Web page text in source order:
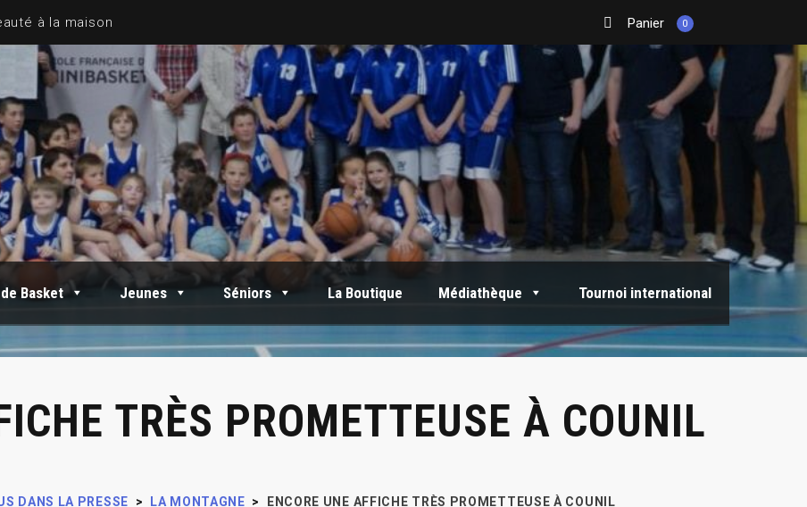
Panier 0
Basket Jeunes Séniors La Boutique Médiathèque Tournoi international
TRÈS PROMETTEUSE À COUNIL
DANS LA PRESSE > LA MONTAGNE > ENCORE UNE AFFICHE TRÈS PROMETTEUSE À COUNIL